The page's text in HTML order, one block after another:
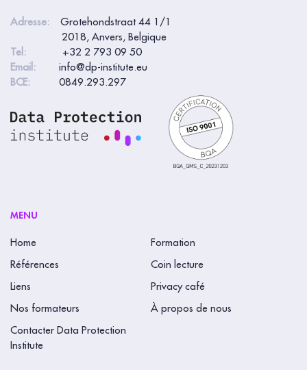
Adresse:
Grotehondstraat 44 1/1
2018, Anvers, Belgique
Tel:
+32 2 793 09 50
Email:
info@dp-institute.eu
BCE:
0849.293.297
MENU
Home Formation
Références Coin lecture
Liens Privacy café
Nos formateurs À propos de nous
Contacter Data Protection
Institute